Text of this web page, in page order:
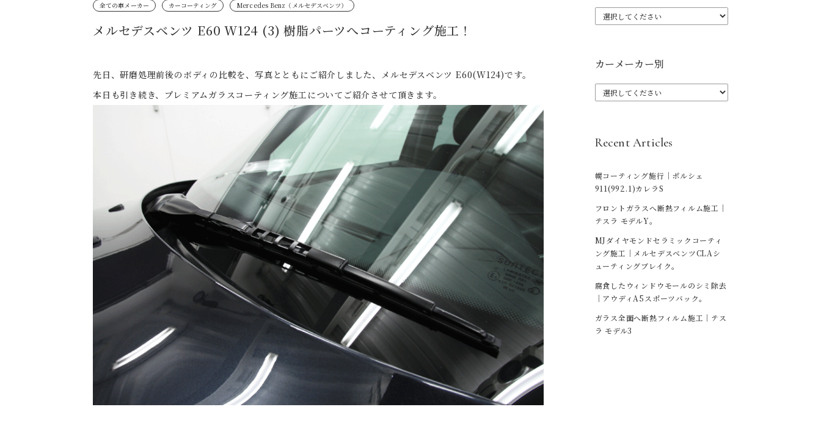
全ての車メーカー カーコーティング Mercedes Benz（メルセデスベンツ）
メルセデスベンツ E60 W124 (3) 樹脂パーツへコーティング施工！
先日、研磨処理前後のボディの比較を、写真とともにご紹介しました、メルセデスベンツ E60(W124)です。
本日も引き続き、プレミアムガラスコーティング施工についてご紹介させて頂きます。
カーメーカー別
Recent Articles
幌コーティング施行｜ポルシェ
911(992.1)カレラS
フロントガラスへ断熱フィルム施工｜
テスラ モデルY。
MJダイヤモンドセラミックコーティ
ング施工｜メルセデスベンツCLAシ
ューティングブレイク。
腐食したウィンドウモールのシミ除去
｜アウディA5スポーツバック。
ガラス全面へ断熱フィルム施工｜テス
ラ モデル3